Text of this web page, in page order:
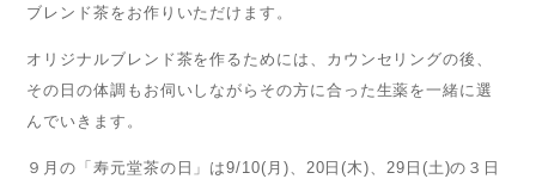
ブレンド茶をお作りいただけます。
オリジナルブレンド茶を作るためには、カウンセリングの後、
その日の体調もお伺いしながらその方に合った生薬を一緒に選
んでいきます。
９月の「寿元堂茶の日」は9/10(月)、20日(木)、29日(土)の３日